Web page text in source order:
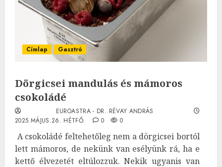
Címlap Gasztró
Dörgicsei mandulás és mámoros
csokoládé
EUROASTRA - DR. RÉVAY ANDRÁS
2025.MÁJUS.26. HÉTFŐ.
0 0
A csokoládé feltehetőleg nem a dörgicsei bortól
lett mámoros, de nekünk van esélyünk rá, ha e
kettő élvezetét eltúlozzuk. Nekik ugyanis van